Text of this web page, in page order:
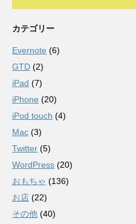
カテゴリー
Evernote (6)
GTD (2)
iPad (7)
iPhone (20)
iPod touch (4)
Mac (3)
Twitter (5)
WordPress (20)
おもちゃ (136)
お店 (22)
その他 (40)